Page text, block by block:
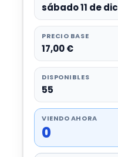
sábado 11 de
PRECIO BASE
17,00 €
DISPONIBLES
55
VIENDO AHORA
0